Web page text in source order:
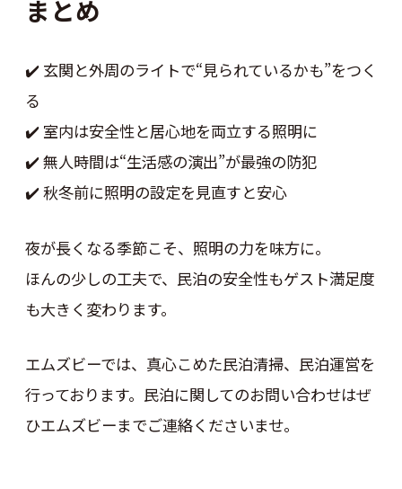
まとめ
✔️ 玄関と外周のライトで“見られているかも”をつく
る
✔️ 室内は安全性と居心地を両立する照明に
✔️ 無人時間は“生活感の演出”が最強の防犯
✔️ 秋冬前に照明の設定を見直すと安心
夜が長くなる季節こそ、照明の力を味方に。
ほんの少しの工夫で、民泊の安全性もゲスト満足度
も大きく変わります。
エムズビーでは、真心こめた民泊清掃、民泊運営を
行っております。民泊に関してのお問い合わせはぜ
ひエムズビーまでご連絡くださいませ。